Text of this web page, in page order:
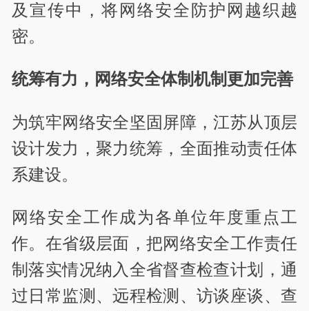
及宣传中，将网络安全防护网越织越
密。
统筹有力，网络安全体制机制更加完善
为筑牢网络安全坚固屏障，江苏从顶层
设计发力，聚力统筹，全面推动责任体
系建设。
网络安全工作成为各单位年度重点工
作。在省级层面，把网络安全工作责任
制落实情况纳入全省督查检查计划，通
过日常监测、远程检测、访谈座谈、查